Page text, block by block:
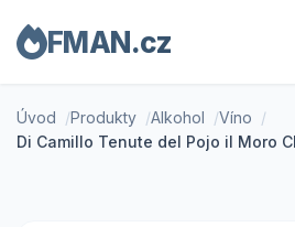
FMAN.cz
Úvod Produkty Alkohol
Víno
Di Camillo Tenute del Pojo il Moro